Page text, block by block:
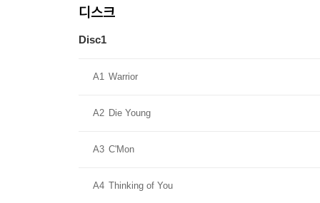
디스크
Disc1
A1 Warrior
A2 Die Young
A3 C'Mon
A4 Thinking of You